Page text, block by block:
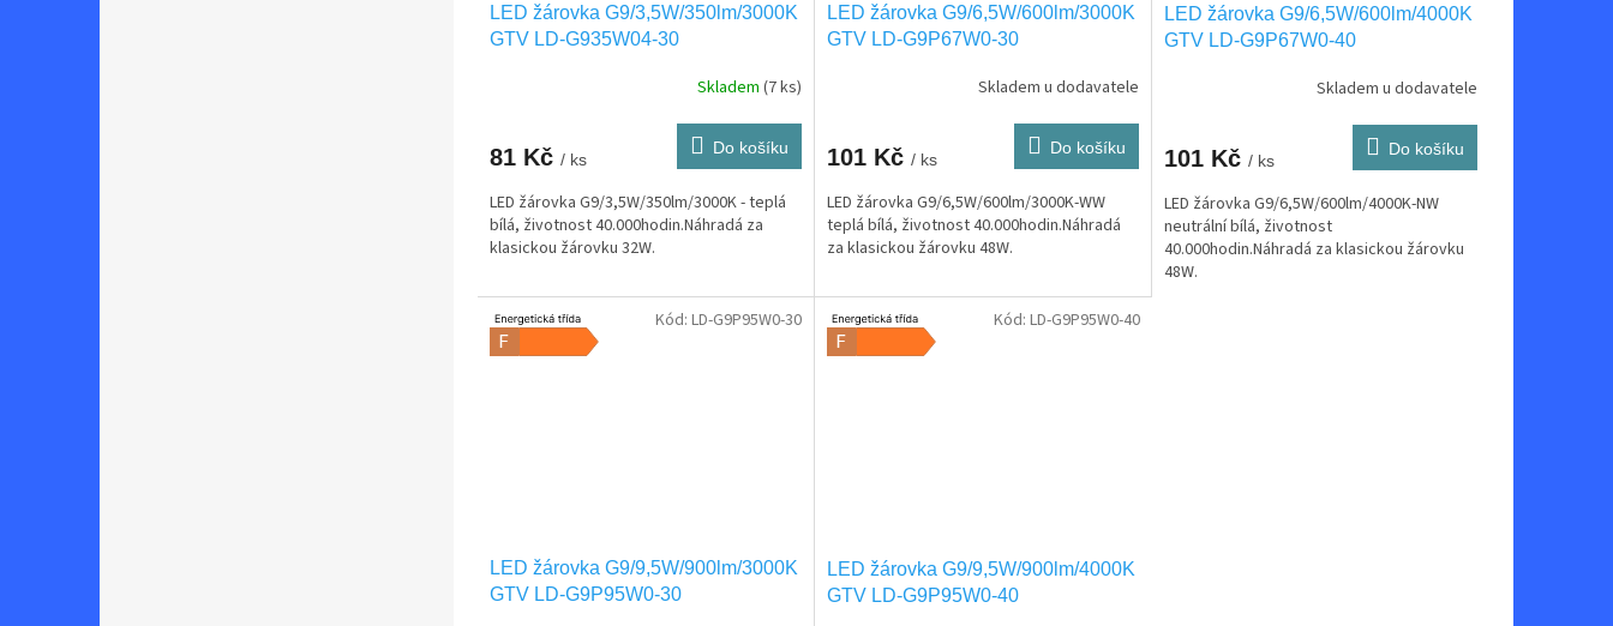
LED žárovka G9/3,5W/350lm/3000K
GTV LD-G935W04-30
Skladem (7 ks)
81 Kč / ks
Do košíku
LED žárovka G9/3,5W/350lm/3000K - teplá
bílá, životnost 40.000hodin.Náhradá za
klasickou žárovku 32W.
LED žárovka G9/6,5W/600lm/3000K
GTV LD-G9P67W0-30
Skladem u dodavatele
101 Kč / ks
Do košíku
LED žárovka G9/6,5W/600lm/3000K-WW
teplá bílá, životnost 40.000hodin.Náhradá
za klasickou žárovku 48W.
LED žárovka G9/6,5W/600lm/4000K
GTV LD-G9P67W0-40
Skladem u dodavatele
101 Kč / ks
Do košíku
LED žárovka G9/6,5W/600lm/4000K-NW
neutrální bílá, životnost
40.000hodin.Náhradá za klasickou žárovku
48W.
LED žárovka G9/9,5W/900lm/3000K
GTV LD-G9P95W0-30
Kód: LD-G9P95W0-30
LED žárovka G9/9,5W/900lm/4000K
GTV LD-G9P95W0-40
Kód: LD-G9P95W0-40